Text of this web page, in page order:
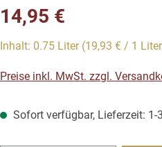
Regulärer Preis:
14,95 €
Inhalt: 0.75 Liter (19,93 € / 1
Preise inkl. MwSt. zzgl.
Sofort verfügbar, Lieferzeit: 1-